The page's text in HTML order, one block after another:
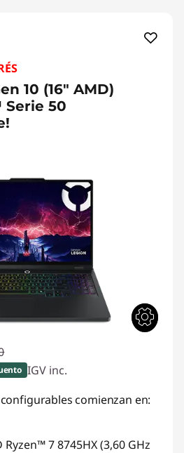
10 (16" AMD)
Serie 50
IGV inc.
:-S/. 5046 comienzan en:
7 8745HX (3,60 GHz